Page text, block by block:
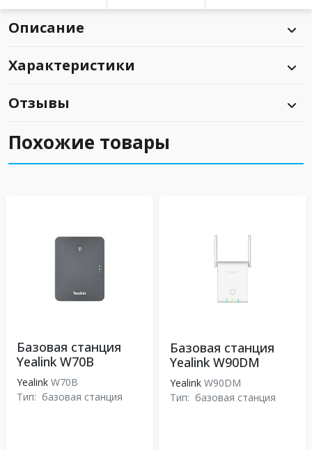
Описание
Характеристики
Отзывы
Похожие товары
Базовая станция
Yealink W70B
Yealink W70B
Тип: базовая станция
Базовая станция
Yealink W90DM
Yealink W90DM
Тип: базовая станция